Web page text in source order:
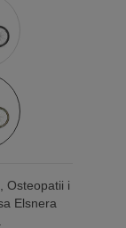
Osteopatii i
Elsnera